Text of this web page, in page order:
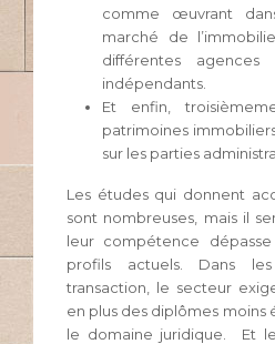
comme œuvrant
marché de
différentes
indépendants.
Et enfin,
patrimoines
sur les parties
Les études qui donnent
sont nombreuses, mais il
leur compétence
profils actuels. Dans
transaction, le secteur
en plus des diplômes moins
le domaine juridique. Et